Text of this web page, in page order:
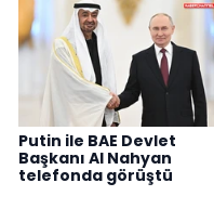
Putin ile BAE Devlet
Başkanı Al Nahyan
telefonda görüştü